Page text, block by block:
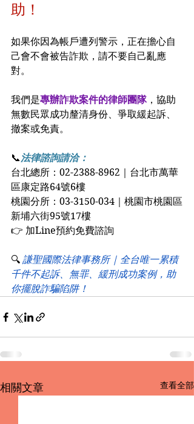
助！
如果你因為帳戶遭列警示，正在擔心自
己會不會被告詐欺，請不要自己亂應
對。
我們是專辦詐欺案件的律師團隊，協助
無數民眾成功釐清身份、爭取緩起訴、
撤案或免責。
📞法律諮詢請洽：
台北總所：02-2388-8962｜台北市萬華
區康定路64號6樓
桃園分所：03-3150-034｜桃園市桃園區
新埔六街95號17樓
👉 加Line預約免費諮詢
🔍 謙聖國際法律事務所 | 全台唯一累積
千件不起訴、無罪、緩刑成功案例，助
你擺脫詐騙陷阱！
相關文章 查看全部